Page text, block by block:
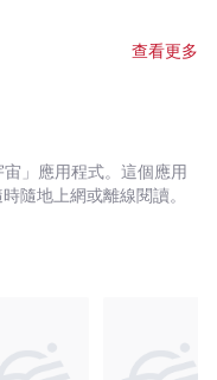
傍，成為代表「香港動
查看更多
宙」應用程式。這個應用
隨地上網或離線閱讀。